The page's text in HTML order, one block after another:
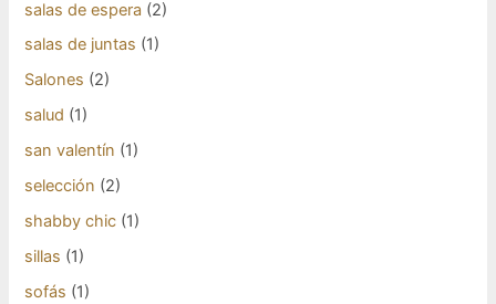
salas de espera (2)
salas de juntas (1)
Salones (2)
salud (1)
san valentín (1)
selección (2)
shabby chic (1)
sillas (1)
sofás (1)